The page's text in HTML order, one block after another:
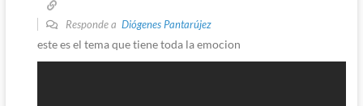
Responde a Diógenes Pantarújez
este es el tema que tiene toda la emocion